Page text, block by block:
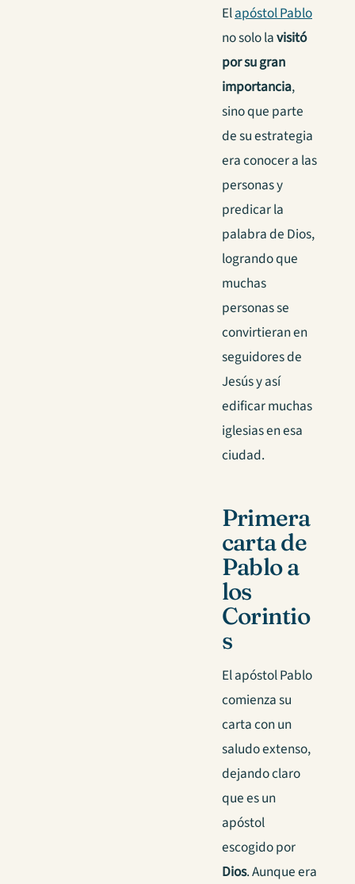
Elapóstol Pablo
no solo lavisitó
por su gran
importancia,
sino que parte
de su estrategia
era conocer a las
personas y
predicar la
palabra de Dios,
logrando que
muchas
personas se
convirtieran en
seguidores de
Jesús y así
edificar muchas
iglesias en esa
ciudad.
Primera
carta de
Pablo a
los
Corintio
s
El apóstol Pablo
comienza su
carta con un
saludo extenso,
dejando claro
que es un
apóstol
escogido por
Dios. Aunque era